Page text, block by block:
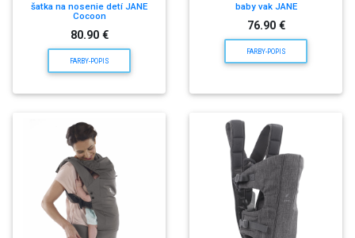
šatka na nosenie detí JANE
Cocoon
80.90 €
FARBY-POPIS
baby vak JANE
76.90 €
FARBY-POPIS